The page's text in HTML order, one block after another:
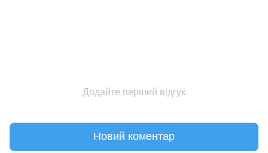
Додайте перший відгук
Новий коментар